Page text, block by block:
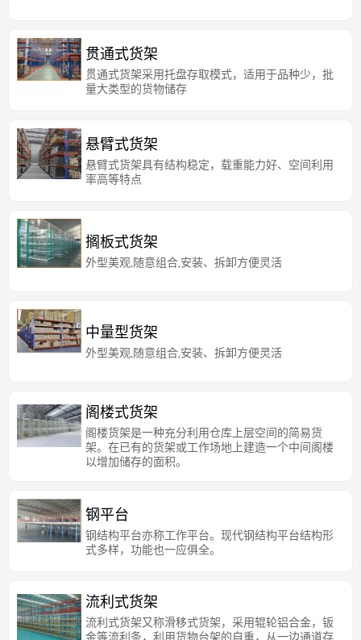
贯通式货架
贯通式货架采用托盘存取模式，适用于品种少，批
量大类型的货物储存
悬臂式货架
悬臂式货架具有结构稳定，载重能力好、空间利用
率高等特点
搁板式货架
外型美观,随意组合,安装、拆卸方便灵活
中量型货架
外型美观,随意组合,安装、拆卸方便灵活
阁楼式货架
阁楼货架是一种充分利用仓库上层空间的简易货
架。在已有的货架或工作场地上建造一个中间阁楼
以增加储存的面积。
钢平台
钢结构平台亦称工作平台。现代钢结构平台结构形
式多样，功能也一应俱全。
流利式货架
流利式货架又称滑移式货架，采用辊轮铝合金，钣
金等流利条，利用货物台架的自重，从一边通道存